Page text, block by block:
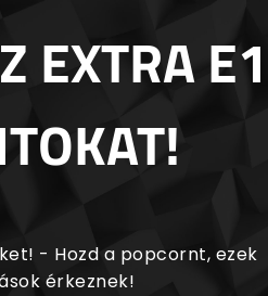
EXTRA E1
- Hozd a popcornt, ezek
érkeznek!